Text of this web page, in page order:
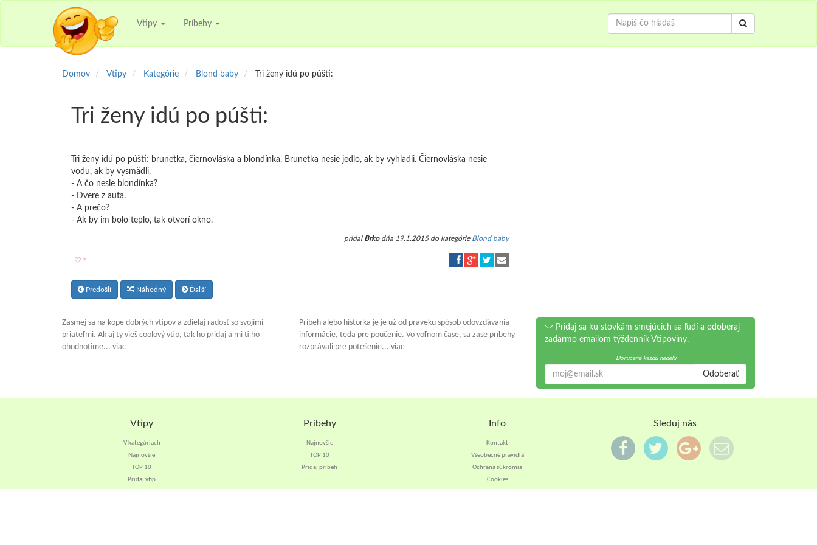
Vtipy Príbehy
Domov Vtipy Kategórie Blond baby Tri ženy idú po púšti:
Tri ženy idú po púšti:
Tri ženy idú po púšti: brunetka, čiernovláska a blondínka. Brunetka nesie jedlo, ak by vyhladli. Čiernovláska nesie
vodu, ak by vysmädli.
- A čo nesie blondínka?
- Dvere z auta.
- A prečo?
- Ak by im bolo teplo, tak otvorí okno.
pridal Brkodňa 19.1.2015 do kategórie Blond baby
7
Predošlí Náhodný Ďaľší
Zasmej sa na kope dobrých vtipov a zdielaj radosť so svojimi
priateľmi. Ak aj ty vieš coolový vtip, tak ho pridaj a mi ti ho
ohodnotíme... viac
Príbeh alebo historka je je už od praveku spósob odovzdávania
informácie, teda pre poučenie. Vo voľnom čase, sa zase príbehy
rozprávali pre potešenie... viac
Pridaj sa ku stovkám smejúcich sa ľudí a odoberaj
zadarmo emailom týždenník Vtipoviny.
Doručené každú nedeľu
Odoberať
Vtipy
V kategóriach
Najnovšie
TOP 10
Pridaj vtip
Príbehy
Najnovšie
TOP 10
Pridaj príbeh
Info
Kontakt
Všeobecné pravidlá
Ochrana súkromia
Cookies
Sleduj nás